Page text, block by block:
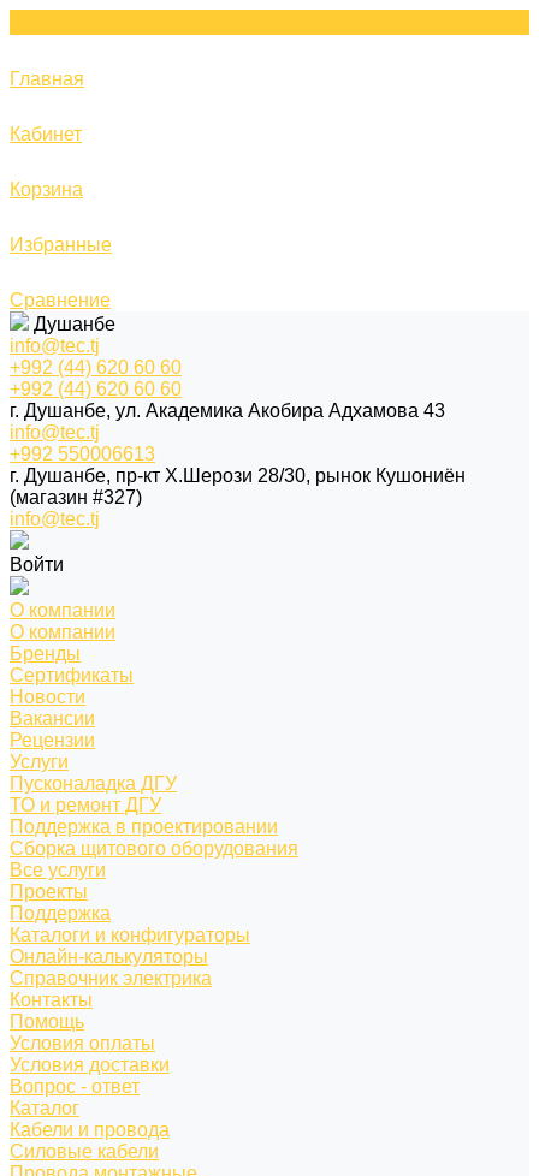
Главная
Кабинет
Корзина
Избранные
Сравнение
Душанбе
info@tec.tj
+992 (44) 620 60 60
+992 (44) 620 60 60
г. Душанбе, ул. Академика Акобира Адхамова 43
info@tec.tj
+992 550006613
г. Душанбе, пр-кт Х.Шерози 28/30, рынок Кушониён
(магазин #327)
info@tec.tj
Войти
О компании
О компании
Бренды
Сертификаты
Новости
Вакансии
Рецензии
Услуги
Пусконаладка ДГУ
ТО и ремонт ДГУ
Поддержка в проектировании
Сборка щитового оборудования
Все услуги
Проекты
Поддержка
Каталоги и конфигураторы
Онлайн-калькуляторы
Справочник электрика
Контакты
Помощь
Условия оплаты
Условия доставки
Вопрос - ответ
Каталог
Кабели и провода
Силовые кабели